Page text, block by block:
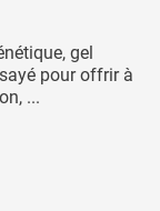
gel
pour offrir à
...